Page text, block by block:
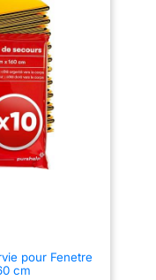
ne prend pas
de place et peut être
transportée avec
partout où vous allez.
Multiples et
】la couverture de survie
utilisée comme housse
à dos, poncho, signal
pare-soleil, housse
doublure de sac
couchage, coupe-vent,
collecteur d'eau et de
autres applications
un excellent outil
les athlètes tels que
les routards, les
pour Fenetre
cm